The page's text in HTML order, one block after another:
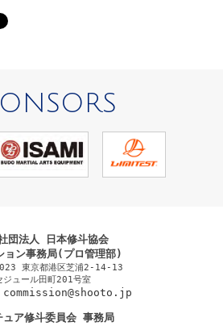
団法人 日本修斗協会
ョン事務局(プロ管理部)
東京都港区芝浦2-14-13
ジュール田町201号室
commission@shooto.jp
ュア修斗委員会 事務局